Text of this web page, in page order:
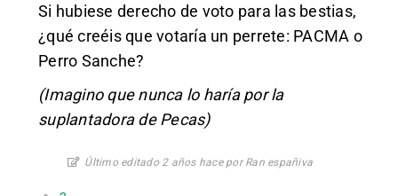
Si hubiese derecho de voto para las bestias,
¿qué creéis que votaría un perrete: PACMA o
Perro Sanche?
(Imagino que nunca lo haría por la
suplantadora de Pecas)
Último editado 2 años hace por Ran españiva